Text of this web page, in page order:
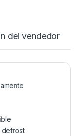
del vendedor
defrost